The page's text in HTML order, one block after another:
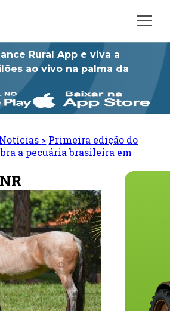
Rural App e viva a
ao vivo na palma da
Notícias > Primeira edição do
a pecuária brasileira em